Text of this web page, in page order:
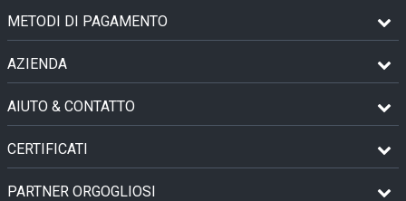
METODI DI PAGAMENTO
AZIENDA
AIUTO & CONTATTO
CERTIFICATI
PARTNER ORGOGLIOSI